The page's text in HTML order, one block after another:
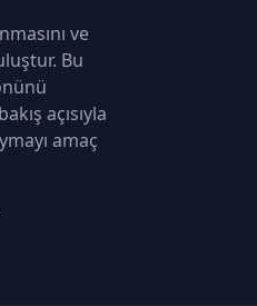
ve
Bu
açısıyla
amaç